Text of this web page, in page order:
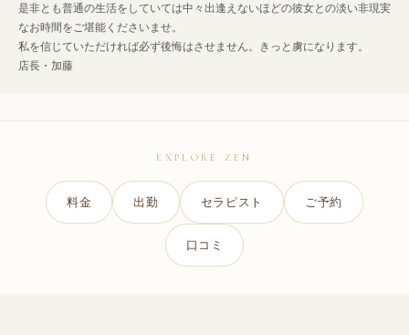
是非とも普通の生活をしていては中々出逢えないほどの彼女との淡い非現実
なお時間をご堪能くださいませ。
私を信じていただければ必ず後悔はさせません。きっと虜になります。
店長・加藤
EXPLORE ZEN
料金 出勤 セラピスト ご予約
口コミ